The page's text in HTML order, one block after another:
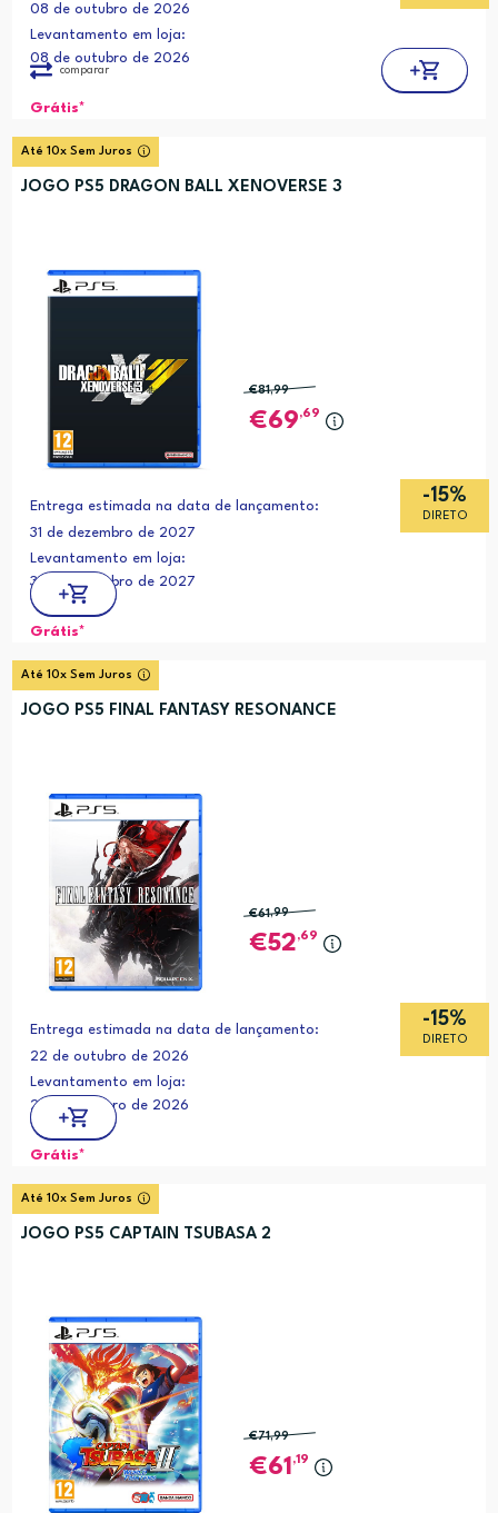
08 de outubro de 2026
Levantamento em loja:
08 de outubro de 2026
Grátis*
comparar
Até 10x Sem Juros
JOGO PS5 DRAGON BALL XENOVERSE 3
-15%
DIRETO
€81,99
69,69
Entrega estimada na data de lançamento:
31 de dezembro de 2027
Levantamento em loja:
31 de dezembro de 2027
Grátis*
Até 10x Sem Juros
JOGO PS5 FINAL FANTASY RESONANCE
-15%
DIRETO
€61,99
52,69
Entrega estimada na data de lançamento:
22 de outubro de 2026
Levantamento em loja:
22 de outubro de 2026
Grátis*
Até 10x Sem Juros
JOGO PS5 CAPTAIN TSUBASA 2
€71,99
61 ,19